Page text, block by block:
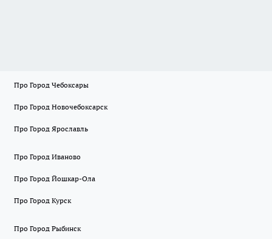
Про Город Чебоксары
Про Город Новочебоксарск
Про Город Ярославль
Про Город Иваново
Про Город Йошкар-Ола
Про Город Курск
Про Город Рыбинск